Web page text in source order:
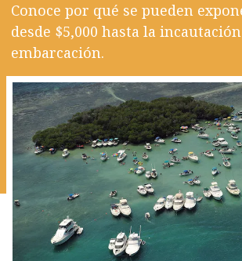
Conoce por qué se pueden
desde $5,000 hasta la
embarcación.